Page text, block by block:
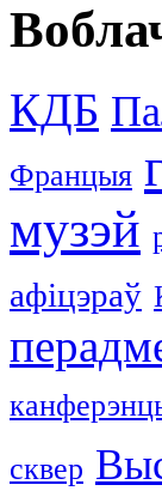
КДБ
Францыя
музэй
афіцэраў
сквер